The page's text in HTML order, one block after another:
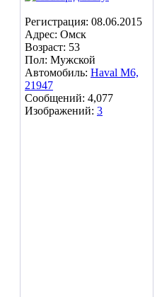
Регистрация: 08.06.2015
Адрес: Омск
Возраст: 53
Пол: Мужской
Автомобиль: Haval M6,
21947
Сообщений: 4,077
Изображений: 3